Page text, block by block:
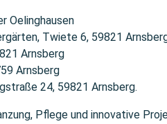
Oelinghausen
Twiete 6, 59821
Arnsberg
Arnsberg
24, 59821 Arnsberg.
Pflege und innovative